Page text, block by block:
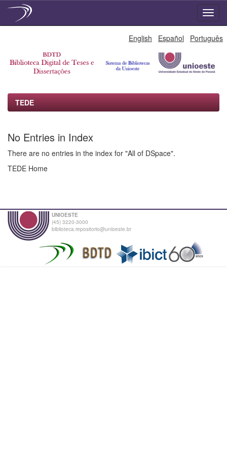
English Español Português
TEDE
No Entries in Index
There are no entries in the index for "All of DSpace".
TEDE Home
UNIOESTE
(45) 3220-3000
biblioteca.repositorio@unioeste.br